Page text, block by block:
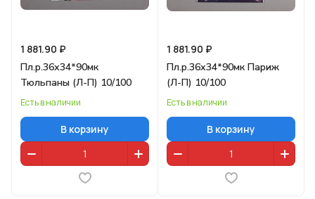
1 881.90 ₽
Пл.р.36х34*90мк
Тюльпаны (Л-П) 10/100
Есть в наличии
В корзину
1 881.90 ₽
Пл.р.36х34*90мк Париж
(Л-П) 10/100
Есть в наличии
В корзину